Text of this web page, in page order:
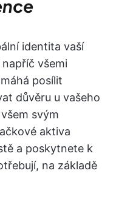
identita vaší
všemi
posílit
důvěru u vašeho
svým
aktiva
a poskytnete k
na základě